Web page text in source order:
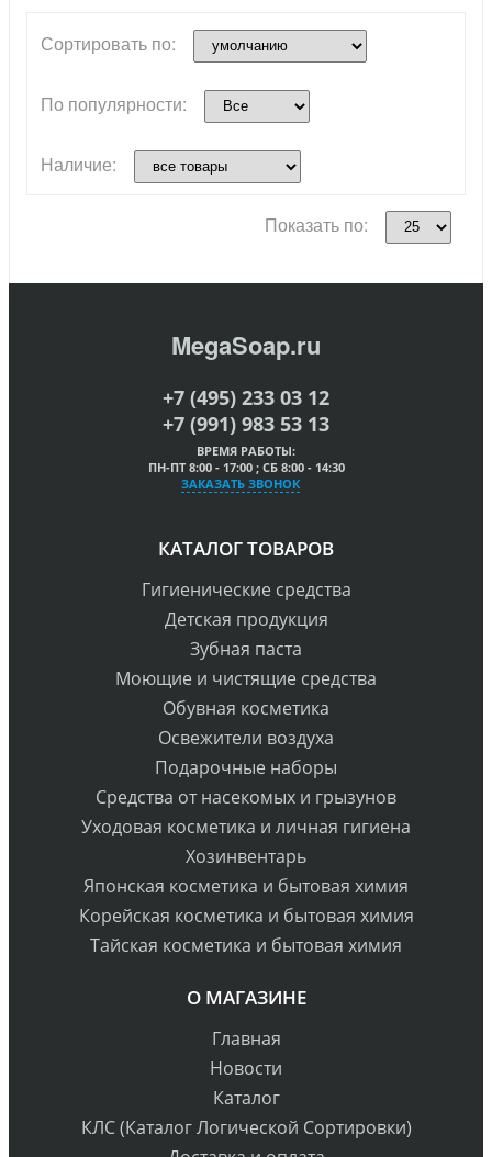
Сортировать по:
По популярности:
Наличие:
Показать по:
MegaSoap.ru
+7 (495) 233 03 12
+7 (991) 983 53 13
ВРЕМЯ РАБОТЫ:
ПН-ПТ 8:00 - 17:00 ; СБ 8:00 - 14:30
ЗАКАЗАТЬ ЗВОНОК
КАТАЛОГ ТОВАРОВ
Гигиенические средства
Детская продукция
Зубная паста
Моющие и чистящие средства
Обувная косметика
Освежители воздуха
Подарочные наборы
Средства от насекомых и грызунов
Уходовая косметика и личная гигиена
Хозинвентарь
Японская косметика и бытовая химия
Корейская косметика и бытовая химия
Тайская косметика и бытовая химия
О МАГАЗИНЕ
Главная
Новости
Каталог
КЛС (Каталог Логической Сортировки)